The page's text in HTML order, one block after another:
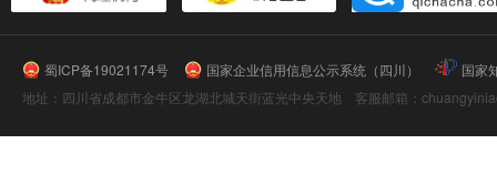
蜀ICP备19021174号 国家企业信用信息公示系统（四川）
国家
地址：四川省成都市金牛区龙湖北城天街蓝光中央天地 客服邮箱：